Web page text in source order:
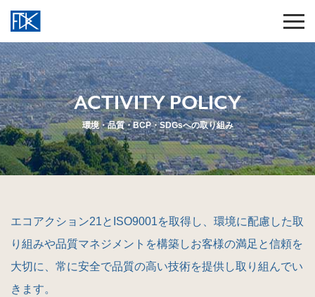
ACTIVITY POLICY
環境・品質・BCP・SDGsへの取り組み
エコアクション21とISO9001を取得し、環境に配慮した取
り組みや品質マネジメントを構築しお客様の満足と信頼を
大切に、常に安全で品質の高い技術を提供し取り組んでい
きます。